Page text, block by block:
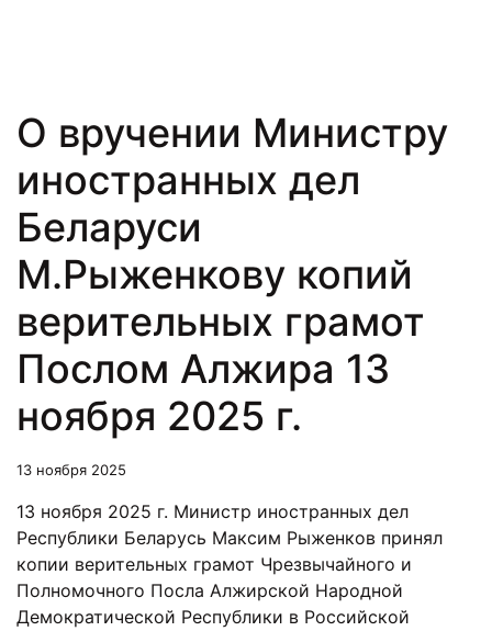
О вручении Министру
иностранных дел
Беларуси
М.Рыженкову копий
верительных грамот
Послом Алжира 13
ноября 2025 г.
13 ноября 2025
13 ноября 2025 г. Министр иностранных дел
Республики Беларусь Максим Рыженков принял
копии верительных грамот Чрезвычайного и
Полномочного Посла Алжирской Народной
Демократической Республики в Российской